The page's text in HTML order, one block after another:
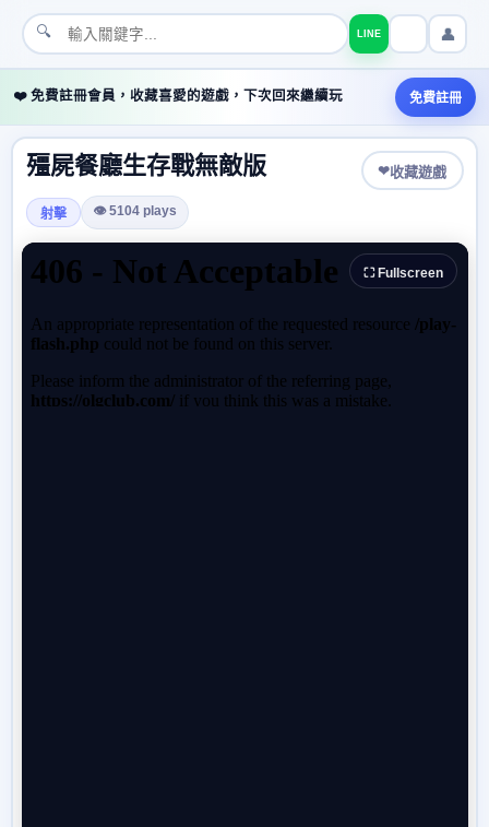
🔍 LINE 👤
❤️ 免費註冊會員，收藏喜愛的遊戲，下次回來繼續玩 免費註冊
殭屍餐廳生存戰無敵版 ❤收藏遊戲
射擊 👁 5104 plays
⛶ Fullscreen